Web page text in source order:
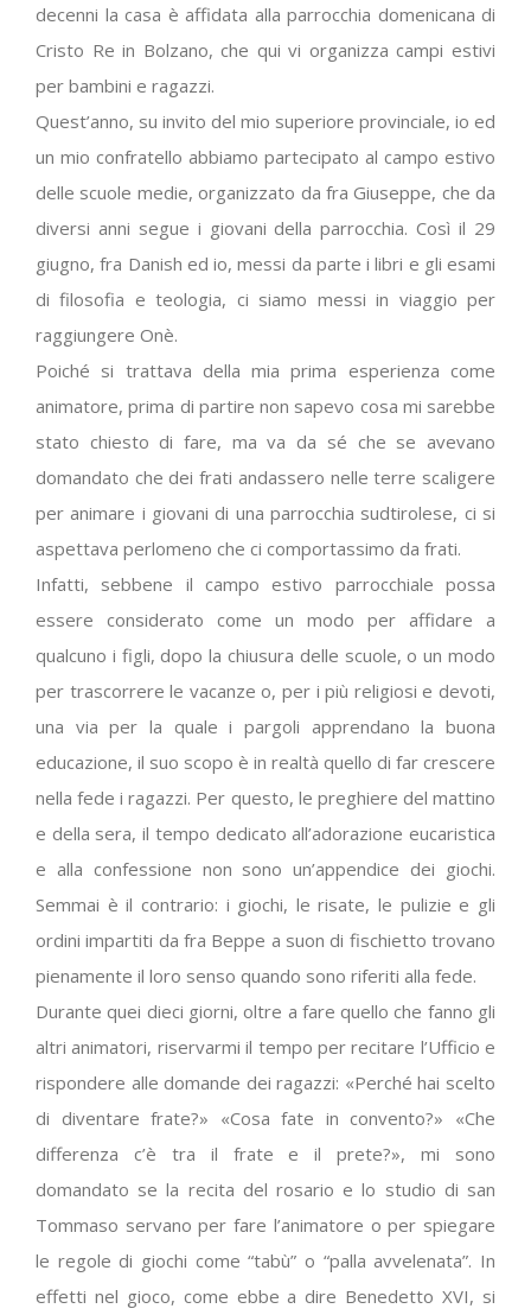
decenni la casa è affidata alla parrocchia domenicana di
Cristo Re in Bolzano, che qui vi organizza campi estivi
per bambini e ragazzi.
Quest’anno, su invito del mio superiore provinciale, io ed
un mio confratello abbiamo partecipato al campo estivo
delle scuole medie, organizzato da fra Giuseppe, che da
diversi anni segue i giovani della parrocchia. Così il 29
giugno, fra Danish ed io, messi da parte i libri e gli esami
di filosofia e teologia, ci siamo messi in viaggio per
raggiungere Onè.
Poiché si trattava della mia prima esperienza come
animatore, prima di partire non sapevo cosa mi sarebbe
stato chiesto di fare, ma va da sé che se avevano
domandato che dei frati andassero nelle terre scaligere
per animare i giovani di una parrocchia sudtirolese, ci si
aspettava perlomeno che ci comportassimo da frati.
Infatti, sebbene il campo estivo parrocchiale possa
essere considerato come un modo per affidare a
qualcuno i figli, dopo la chiusura delle scuole, o un modo
per trascorrere le vacanze o, per i più religiosi e devoti,
una via per la quale i pargoli apprendano la buona
educazione, il suo scopo è in realtà quello di far crescere
nella fede i ragazzi. Per questo, le preghiere del mattino
e della sera, il tempo dedicato all’adorazione eucaristica
e alla confessione non sono un’appendice dei giochi.
Semmai è il contrario: i giochi, le risate, le pulizie e gli
ordini impartiti da fra Beppe a suon di fischietto trovano
pienamente il loro senso quando sono riferiti alla fede.
Durante quei dieci giorni, oltre a fare quello che fanno gli
altri animatori, riservarmi il tempo per recitare l’Ufficio e
rispondere alle domande dei ragazzi: «Perché hai scelto
di diventare frate?» «Cosa fate in convento?» «Che
differenza c’è tra il frate e il prete?», mi sono
domandato se la recita del rosario e lo studio di san
Tommaso servano per fare l’animatore o per spiegare
le regole di giochi come “tabù” o “palla avvelenata”. In
effetti nel gioco, come ebbe a dire Benedetto XVI, si